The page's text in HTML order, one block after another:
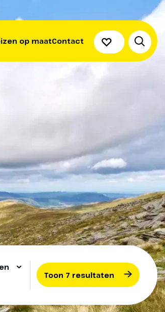
op maatContact
Toon 7 resultaten